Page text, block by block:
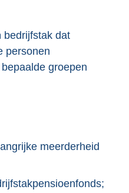
bedrijfstak dat
personen
groepen
meerderheid